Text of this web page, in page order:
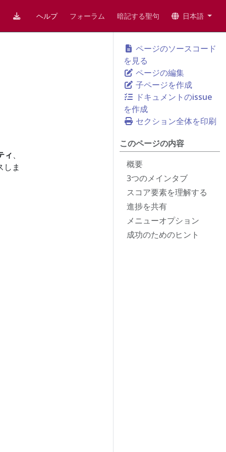
ヘルプ フォーラム 暗記する聖句 日本語
ページのソースコード
を見る
ページの編集
子ページを作成
ドキュメントのissue
を作成
セクション全体を印刷
このページの内容
概要
3つのメインタブ
スコア要素を理解する
進捗を共有
メニューオプション
成功のためのヒント
ィ、
しま